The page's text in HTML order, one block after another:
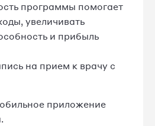
программы помогает
увеличивать
и прибыль
на прием к врачу с
приложение